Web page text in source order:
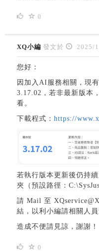
0
XQ小編 發文於 2025/
您好：
因加入AI服務相關，現
3.17.02，若非最新版本
看。
下載程式： https://
若執行版本更新後仍持
夾（預設路徑：
請 Mail 至
結，以利小編請相關人員
造成不便請見諒，謝謝！
0